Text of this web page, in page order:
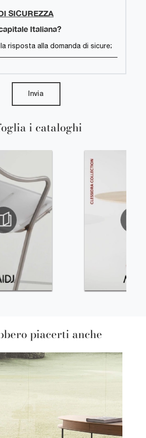
i cataloghi
SICUREZZA
Italiana?
Invia
piacerti anche